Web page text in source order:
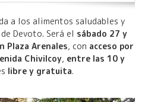
a los alimentos saludables y
Devoto. Será el sábado 27 y
Plaza Arenales, con acceso por
Chivilcoy, entre las 10 y
libre y gratuita.